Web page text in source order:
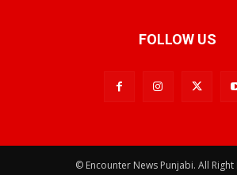
FOLLOW US
© Encounter News Punjabi. All Right